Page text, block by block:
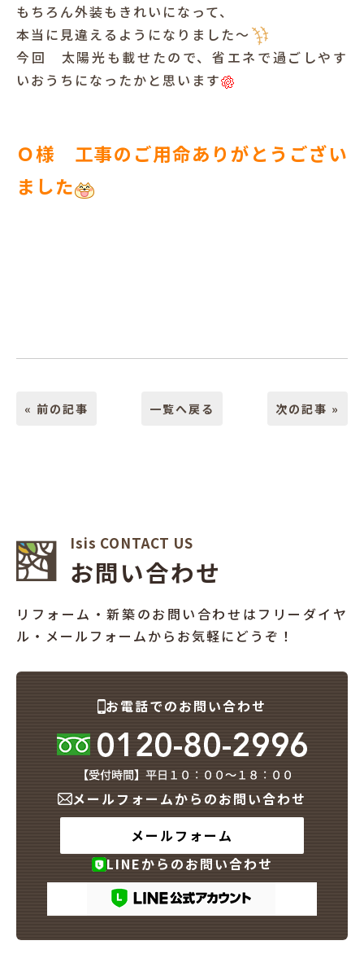
もちろん外装もきれいになって、
本当に見違えるようになりました～
今回 太陽光も載せたので、省エネで過ごしやす
いおうちになったかと思います
Ｏ様 工事のご用命ありがとうござい
ました
« 前の記事 一覧へ戻る 次の記事 »
Isis CONTACT US
お問い合わせ
リフォーム・新築のお問い合わせはフリーダイヤ
ル・メールフォームからお気軽にどうぞ！
お電話でのお問い合わせ
メールフォームからのお問い合わせ
メールフォーム
LINEからのお問い合わせ